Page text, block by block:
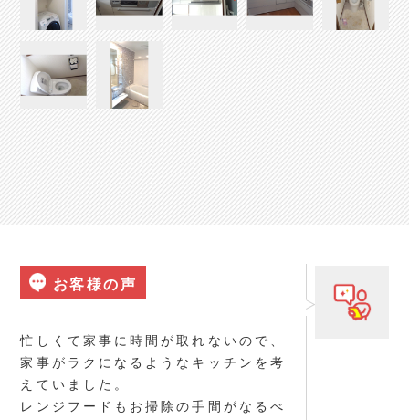
お客様の声
忙しくて家事に時間が取れないので、
家事がラクになるようなキッチンを考
えていました。
レンジフードもお掃除の手間がなるべ